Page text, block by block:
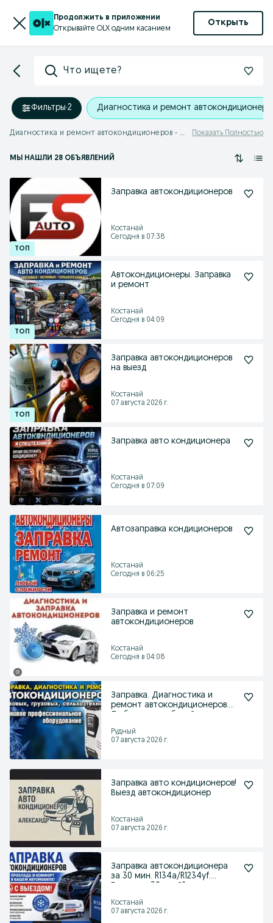
Продолжить в приложении
Открывайте OLX одним касанием
Открыть
Что ищете?
Фильтры·2 Диагностика и ремонт
Диагностика и ремонт автокондиционеров - Костанайская область Показать Полностью
МЫ НАШЛИ 28 ОБЪЯВЛЕНИЙ
Заправка автокондиционеров
Костанай
Сегодня в 07:38
Автокондиционеры. Заправка
и ремонт
Костанай
Сегодня в 04:09
Заправка автокондиционеров
на выезд
Костанай
07 августа 2026 г.
Заправка авто кондиционера
Костанай
Сегодня в 07:09
Автозаправка кондиционеров
Костанай
Сегодня в 06:25
Заправка и ремонт
автокондиционеров
Костанай
Сегодня в 04:08
Заправка. Диагностика и
ремонт автокондиционеров.
Рудный
07 августа 2026 г.
Заправка авто кондиционеров!
Выезд автокондиционер
Костанай
07 августа 2026 г.
Заправка автокондиционера
за 30 мин. R134a/R1234yf.
Костанай
07 августа 2026 г.